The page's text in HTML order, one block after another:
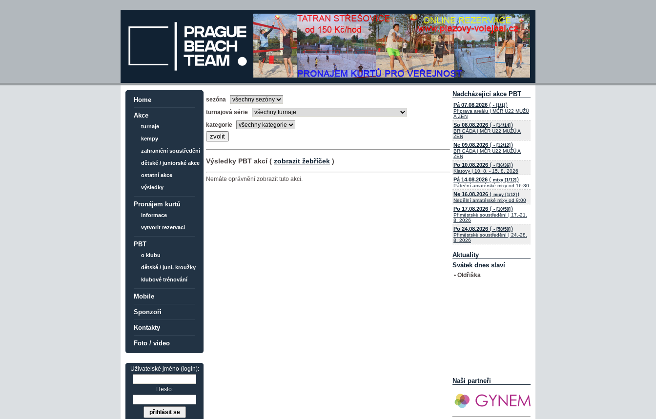
Home
Akce
turnaje
kempy
zahraniční soustředění
dětské / juniorské akce
ostatní akce
výsledky
Pronájem kurtů
informace
vytvorit rezervaci
PBT
o klubu
dětské / juni. kroužky
klubové trénování
Mobile
Sponzoři
Kontakty
Foto / video
Uživatelské jméno (login):
Heslo:
sezóna
turnajová série
kategorie
Výsledky PBT akcí ( zobrazit žebříček )
Nemáte oprávnění zobrazit tuto akci.
Nadcházející akce PBT
Pá 07.08.2026 ( - [1/1] )
Příprava areálu | MČR U22 MUŽŮ
A ŽEN
So 08.08.2026 ( - [14/14] )
BRIGÁDA | MČR U22 MUŽŮ A
ŽEN
Ne 09.08.2026 ( - [12/12] )
BRIGÁDA | MČR U22 MUŽŮ A
ŽEN
Po 10.08.2026 ( - [36/36] )
Klatovy | 10. 8. - 15. 8. 2026
Pá 14.08.2026 ( mixy [1/12] )
Páteční amatérské mixy od 16:30
Ne 16.08.2026 ( mixy [1/12] )
Nedělní amatérské mixy od 9:00
Po 17.08.2026 ( - [10/50] )
Příměstské soustředění | 17.-21.
8. 2026
Po 24.08.2026 ( - [58/50] )
Příměstské soustředění | 24.-28.
8. 2026
Aktuality
Svátek dnes slaví
• Oldřiška
Naši partneři